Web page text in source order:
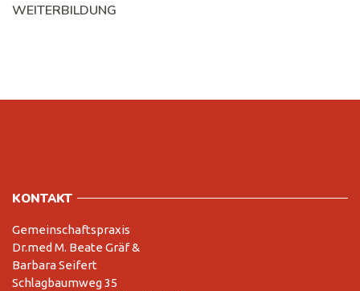
WEITERBILDUNG
KONTAKT
Gemeinschaftspraxis
Dr.med M. Beate Gräf &
Barbara Seifert
Schlagbaumweg 35